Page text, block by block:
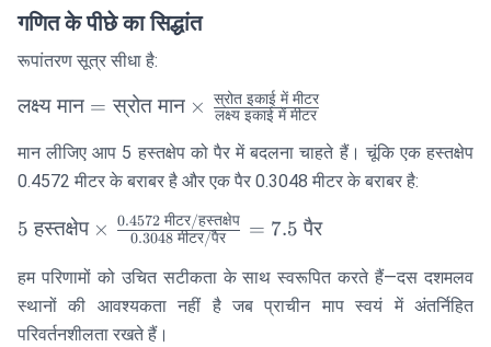
गणित के पीछे का सिद्धांत
रूपांतरण सूत्र सीधा है:
\text{लक्ष्य मान}
मान} \times
\frac{\text{स्रोत
{\text{लक्ष्य इकाई
लक्ष्य मान = स्रोत मान × लक्ष्य इकाई में मीटर
स्रोत इकाई में मीटर
मान लीजिए आप 5 हस्तक्षेप को पैर में बदलना चाहते हैं। चूंकि एक हस्तक्षेप
0.4572 मीटर के बराबर है और एक पैर 0.3048 मीटर के बराबर है:
5 \text{
\times
\frac{0.4572
\text{ मीटर/
5 हस्तक्षेप × 0.3048 मीटर/पैर
0.4572 मीटर/हस्तक्षेप = 7.5 पैर
हम परिणामों को उचित सटीकता के साथ स्वरूपित करते हैं—दस दशमलव
स्थानों की आवश्यकता नहीं है जब प्राचीन माप स्वयं में अंतर्निहित
परिवर्तनशीलता रखते हैं।